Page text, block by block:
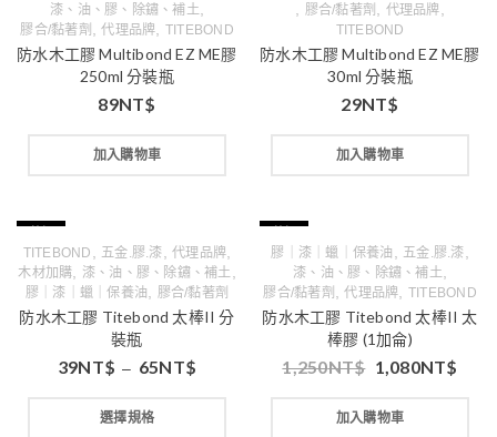
漆、油、膠、除鏽、補土
膠合/黏著劑 ,代理品牌 TITEBOND
防水木工膠 Multibond EZ ME膠
250ml 分裝瓶
89NT$
加入購物車
膠合/黏著劑 代理品牌
TITEBOND
防水木工膠 Multibond EZ ME膠
30ml 分裝瓶
29NT$
加入購物車
TITEBOND 五金.膠.漆 ,代理品牌
木材加購 漆、油、膠、除鏽、補土
膠｜漆｜蠟｜保養油 膠合/黏著劑
防水木工膠 Titebond 太棒II 分
裝瓶
39NT$ – 65NT$
選擇規格
膠｜漆｜蠟｜保養油 五金.膠.漆
漆、油、膠、除鏽、補土
膠合/黏著劑 ,代理品牌 TITEBOND
防水木工膠 Titebond 太棒II 太
棒膠 (1加侖)
1,250NT$ 1,080NT$
加入購物車